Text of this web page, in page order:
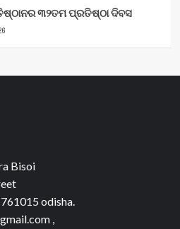
୩୨ତମ ପ୍ରତିଷ୍ଠା ଦିବସ
Bisoi
odisha.
,